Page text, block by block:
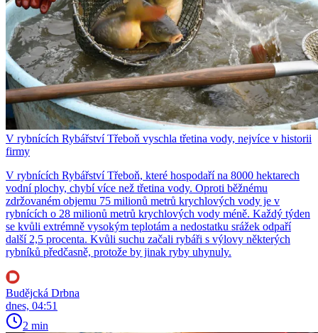
V rybnících Rybářství Třeboň vyschla třetina vody, nejvíce v historii
firmy
V rybnících Rybářství Třeboň, které hospodaří na 8000 hektarech
vodní plochy, chybí více než třetina vody. Oproti běžnému
zdržovaném objemu 75 milionů metrů krychlových vody je v
rybnících o 28 milionů metrů krychlových vody méně. Každý týden
se kvůli extrémně vysokým teplotám a nedostatku srážek odpaří
další 2,5 procenta. Kvůli suchu začali rybáři s výlovy některých
rybníků předčasně, protože by jinak ryby uhynuly.
Budějcká Drbna
dnes, 04:51
2 min